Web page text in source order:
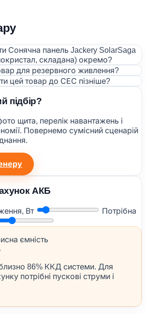
Сонячна панель Jackery SolarSaga
складана) окремо?
для резервного живлення?
цей товар до СЕС пізніше?
підбір?
щита, перелік навантажень і
Повернемо сумісний сценарій
АКБ
Вт
Потрібна
ємність
86% ККД системи. Для
потрібні пускові струми і